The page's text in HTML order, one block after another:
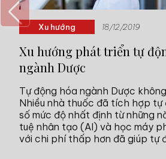
Xu hướng 18/12/2019
Xu hướng phát triển tự
ngành Dược
Tự động hóa ngành Dược
Nhiều nhà thuốc đã tích hợp tự
số mức độ nhất định từ những
tuệ nhân tạo (AI) và học máy
với chi phí thấp hơn đã giúp tự